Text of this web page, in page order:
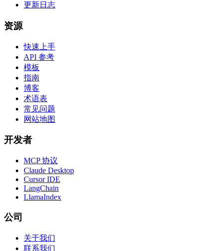
更新日志
资源
快速上手
API 参考
模板
指南
博客
术语表
常见问题
网站地图
开发者
MCP 协议
Claude Desktop
Cursor IDE
LangChain
LlamaIndex
公司
关于我们
联系我们